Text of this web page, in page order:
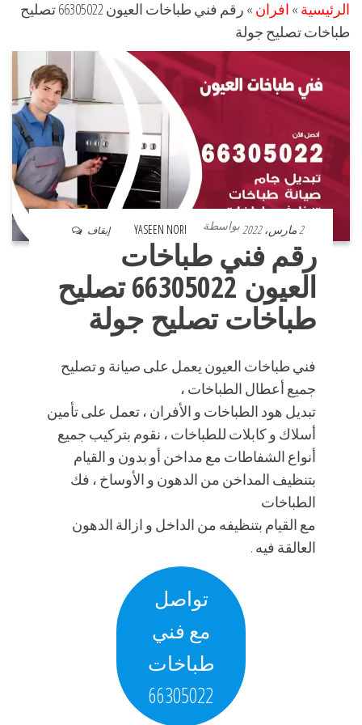
الرئيسية » افران »
رقم فني طباخات العيون 66305022 تصليح
طباخات تصليح جولة
2 مارس، 2022 بواسطة YASEEN NORI إيقاف
رقم فني طباخات
العيون 66305022 تصليح
طباخات تصليح جولة
فني طباخات العيون يعمل على صيانة و تصليح
جميع أعطال الطباخات ،
تبديل هود الطباخات و الأفران ، تعمل على تأمين
أسلاك و كابلات للطباخات ، نقوم بتركيب جميع
أنواع الشفاطات مع مداخن أو بدون و القيام
بتنظيف المداخن من الدهون و الأوساخ ، فك
الطباخات
مع القيام بتنظيفه من الداخل و ازالة الدهون
العالقة فيه .
تواصل
مع فني
طباخات
66305022